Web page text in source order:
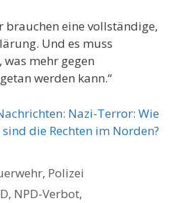
brauchen eine vollständige,
Und es muss
mehr gegen
werden kann.“
Nazi-Terror: Wie
die Rechten im Norden?
Polizei
, NPD-Verbot,